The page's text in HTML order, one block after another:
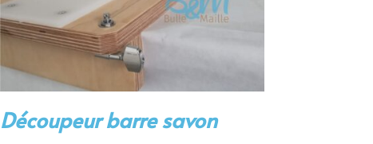
Découpeur barre savon